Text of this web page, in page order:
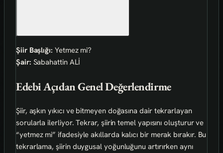
Şiir Başlığı: Yetmez mi?
Şair: Sabahattin ALİ
Edebi Açıdan Genel Değerlendirme
Şiir, aşkın yıkıcı ve bitmeyen doğasına dair tekrarlayan
sorularla ilerliyor. Tekrar, şiirin temel yapısını oluşturur ve
“yetmez mi” ifadesiyle akıllarda kalıcı bir merak bırakır. Bu
tekrarlama, şiirin duygusal yoğunluğunu artırırken aynı